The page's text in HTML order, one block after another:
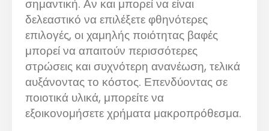
σημαντική. Αν και μπορεί να είναι
δελεαστικό να επιλέξετε φθηνότερες
επιλογές, οι χαμηλής ποιότητας βαφές
μπορεί να απαιτούν περισσότερες
στρώσεις και συχνότερη ανανέωση, τελικά
αυξάνοντας το κόστος. Επενδύοντας σε
ποιοτικά υλικά, μπορείτε να
εξοικονομήσετε χρήματα μακροπρόθεσμα.